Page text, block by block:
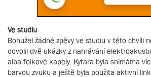
Ve studiu
Bohužel žádné zpěvy ve studiu v této chvíli
dovolil dvě ukázky z nahrávání
alba folkové kapely. Kytara byla snímáma
barvou zvuku a ještě byla použita aktivní